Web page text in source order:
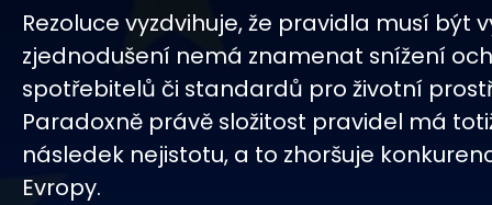
Rezoluce vyzdvihuje, že pravidla musí být
zjednodušení nemá znamenat snížení
spotřebitelů či standardů pro životní
Paradoxně právě složitost pravidel má
následek nejistotu, a to zhoršuje
Evropy.